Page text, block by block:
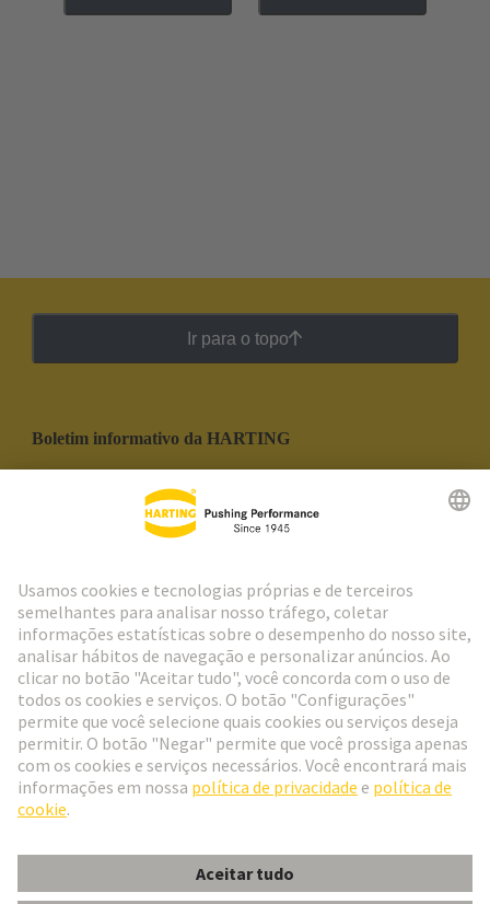
Ir para o topo
Boletim informativo da HARTING
Social Media
Portugal Português
© Grupo de Tecnologia HARTING